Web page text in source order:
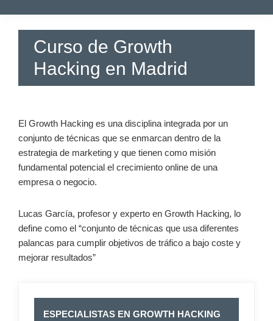
Curso de Growth
Hacking en Madrid
El Growth Hacking es una disciplina integrada por un
conjunto de técnicas que se enmarcan dentro de la
estrategia de marketing y que tienen como misión
fundamental potencial el crecimiento online de una
empresa o negocio.
Lucas García, profesor y experto en Growth Hacking, lo
define como el “conjunto de técnicas que usa diferentes
palancas para cumplir objetivos de tráfico a bajo coste y
mejorar resultados”
ESPECIALISTAS EN GROWTH HACKING